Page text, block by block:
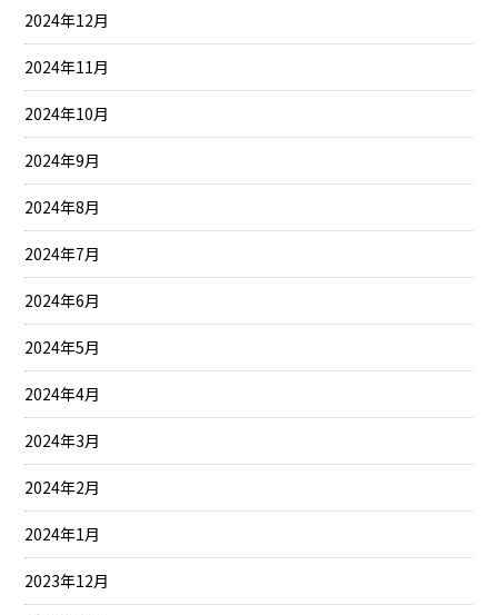
2024年12月
2024年11月
2024年10月
2024年9月
2024年8月
2024年7月
2024年6月
2024年5月
2024年4月
2024年3月
2024年2月
2024年1月
2023年12月